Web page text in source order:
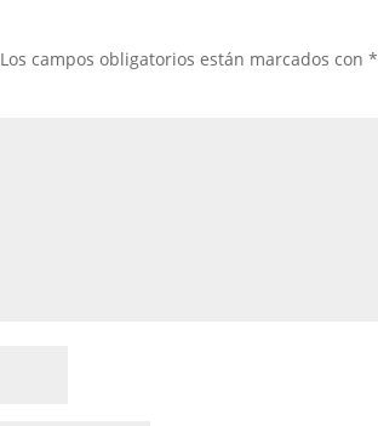
Los campos obligatorios están marcados con*